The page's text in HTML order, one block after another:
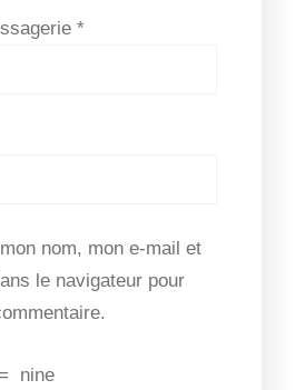
*
nom, mon e-mail et
le navigateur pour
nine